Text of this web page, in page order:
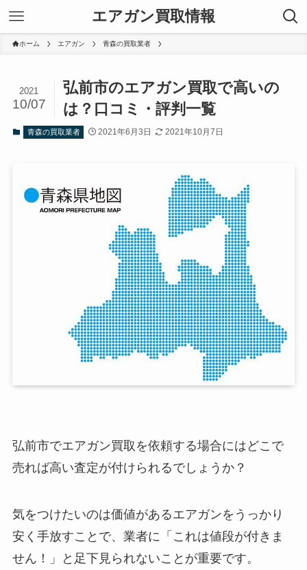
エアガン買取情報
ホーム エアガン 青森の買取業者
弘前市のエアガン買取で高いの
は？口コミ・評判一覧
2021
10/07
青森の買取業者 2021年6月3日 2021年10月7日
弘前市でエアガン買取を依頼する場合にはどこで
売れば高い査定が付けられるでしょうか？
気をつけたいのは価値があるエアガンをうっかり
安く手放すことで、業者に「これは値段が付きま
せん！」と足下見られないことが重要です。